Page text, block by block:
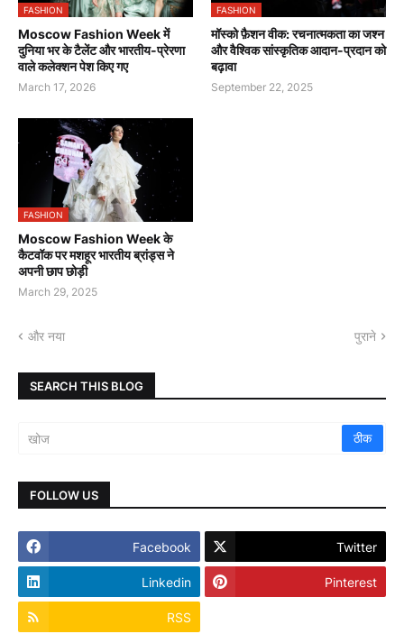
FASHION
Moscow Fashion Week में
दुनिया भर के टैलेंट और भारतीय-प्रेरणा
वाले कलेक्शन पेश किए गए
March 17, 2026
FASHION
मॉस्को फ़ैशन वीक: रचनात्मकता का जश्न
और वैश्विक सांस्कृतिक आदान-प्रदान को
बढ़ावा
September 22, 2025
FASHION
Moscow Fashion Week के
कैटवॉक पर मशहूर भारतीय ब्रांड्स ने
अपनी छाप छोड़ी
March 29, 2025
और नया पुराने
SEARCH THIS BLOG
FOLLOW US
Facebook Twitter
Linkedin Pinterest
RSS